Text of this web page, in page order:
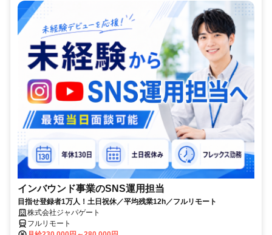
インバウンド事業のSNS運用担当
目指せ登録者1万人！土日祝休／平均残業12h／フルリモート
株式会社ジャパゲート
フルリモート